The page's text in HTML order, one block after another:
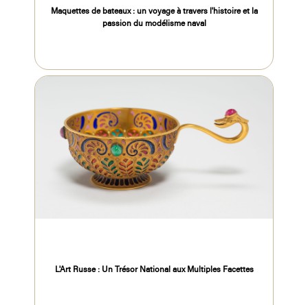
Maquettes de bateaux : un voyage à travers l'histoire et la
passion du modélisme naval
L'Art Russe : Un Trésor National aux Multiples Facettes